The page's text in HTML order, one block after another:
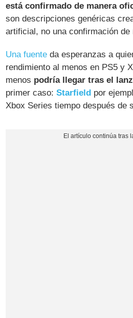
está confirmado de manera
son descripciones genéricas
artificial, no una confirmación de
Una fuente da esperanzas a
rendimiento al menos en PS5 y
menos podría llegar tras el
primer caso:Starfield por
Xbox Series tiempo después de